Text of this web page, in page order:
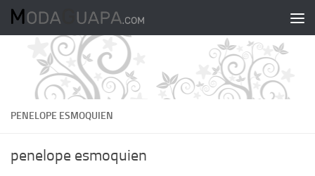
Saltar al contenido
PENELOPE ESMOQUIEN
penelope esmoquien